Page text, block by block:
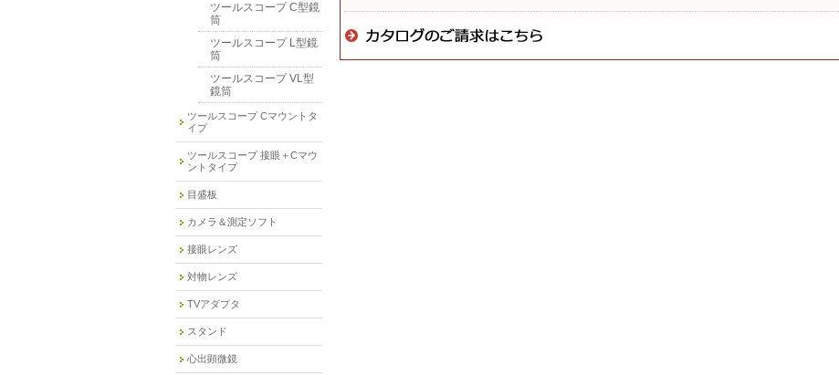
ツールスコープ C型鏡
筒
ツールスコープ L型鏡
筒
ツールスコープ VL型
鏡筒
ツールスコープ Cマウントタ
イプ
ツールスコープ 接眼＋Cマウ
ントタイプ
目盛板
カメラ＆測定ソフト
接眼レンズ
対物レンズ
TVアダプタ
スタンド
心出顕微鏡